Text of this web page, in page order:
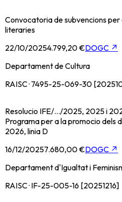
Convocatoria de subvencions
literaries
22/10/20254.799,20 €DOGC ↗
Departament de Cultura
RAISC · 7495-25-069-30
Resolucio IFE/.../2025, 2025 i
Programa per a la promocio dels
2026, linia D
16/12/20257.680,00 €DOGC ↗
Departament d'Igualtat i
RAISC · IF-25-005-16 [20251216]